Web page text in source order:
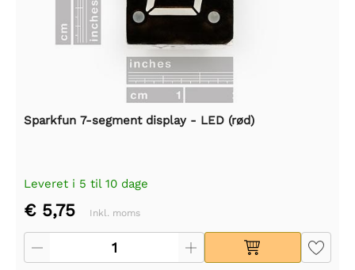
Sparkfun 7-segment display - LED (rød)
Leveret i 5 til 10 dage
€ 5,75 Inkl. moms